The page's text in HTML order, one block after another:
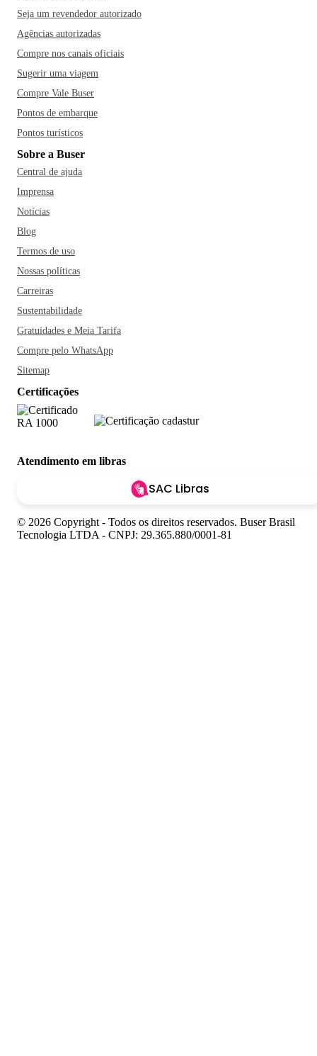
Seja um revendedor autorizado
Agências autorizadas
Compre nos canais oficiais
Sugerir uma viagem
Compre Vale Buser
Pontos de embarque
Pontos turísticos
Sobre a Buser
Central de ajuda
Imprensa
Notícias
Blog
Termos de uso
Nossas políticas
Carreiras
Sustentabilidade
Gratuidades e Meia Tarifa
Compre pelo WhatsApp
Sitemap
Certificações
Atendimento em libras
SAC Libras
© 2026 Copyright - Todos os direitos reservados. Buser Brasil
Tecnologia LTDA - CNPJ: 29.365.880/0001-81